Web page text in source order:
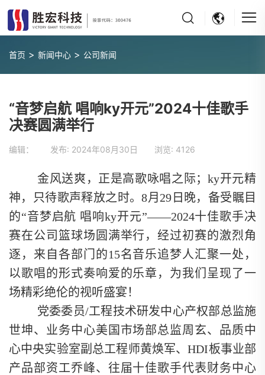
首页 > 新闻中心 > 公司新闻
“音梦启航 唱响ky开元”2024十佳歌手
决赛圆满举行
编辑： 发布: 2024年08月30日 浏览: 4126
金风送爽，正是高歌咏唱之际；ky开元精
神，只待歌声释放之时。8月29日晚，备受瞩目
的“音梦启航 唱响ky开元”——2024十佳歌手决
赛在公司篮球场圆满举行，经过初赛的激烈角
逐，来自各部门的15名音乐追梦人汇聚一处，
以歌唱的形式奏响爱的乐章，为我们呈现了一
场精彩绝伦的视听盛宴！
党委委员/工程技术研发中心产权部总监施
世坤、业务中心美国市场部总监周玄、品质中
心中央实验室副总工程师黄焕军、HDI板事业部
产品部资工乔峰、往届十佳歌手代表财务中心